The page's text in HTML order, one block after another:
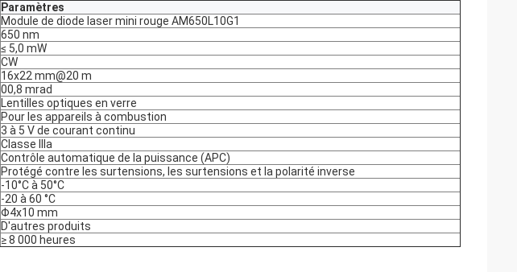
Paramètres
Module de diode laser mini rouge AM650L10G1
650 nm
≤ 5,0 mW
CW
16x22 mm@20 m
00,8 mrad
Lentilles optiques en verre
Pour les appareils à combustion
3 à 5 V de courant continu
Classe IIIa
Contrôle automatique de la puissance (APC)
Protégé contre les surtensions, les surtensions et la polarité inverse
-10°C à 50°C
-20 à 60 °C
Φ4x10 mm
D'autres produits
≥ 8 000 heures